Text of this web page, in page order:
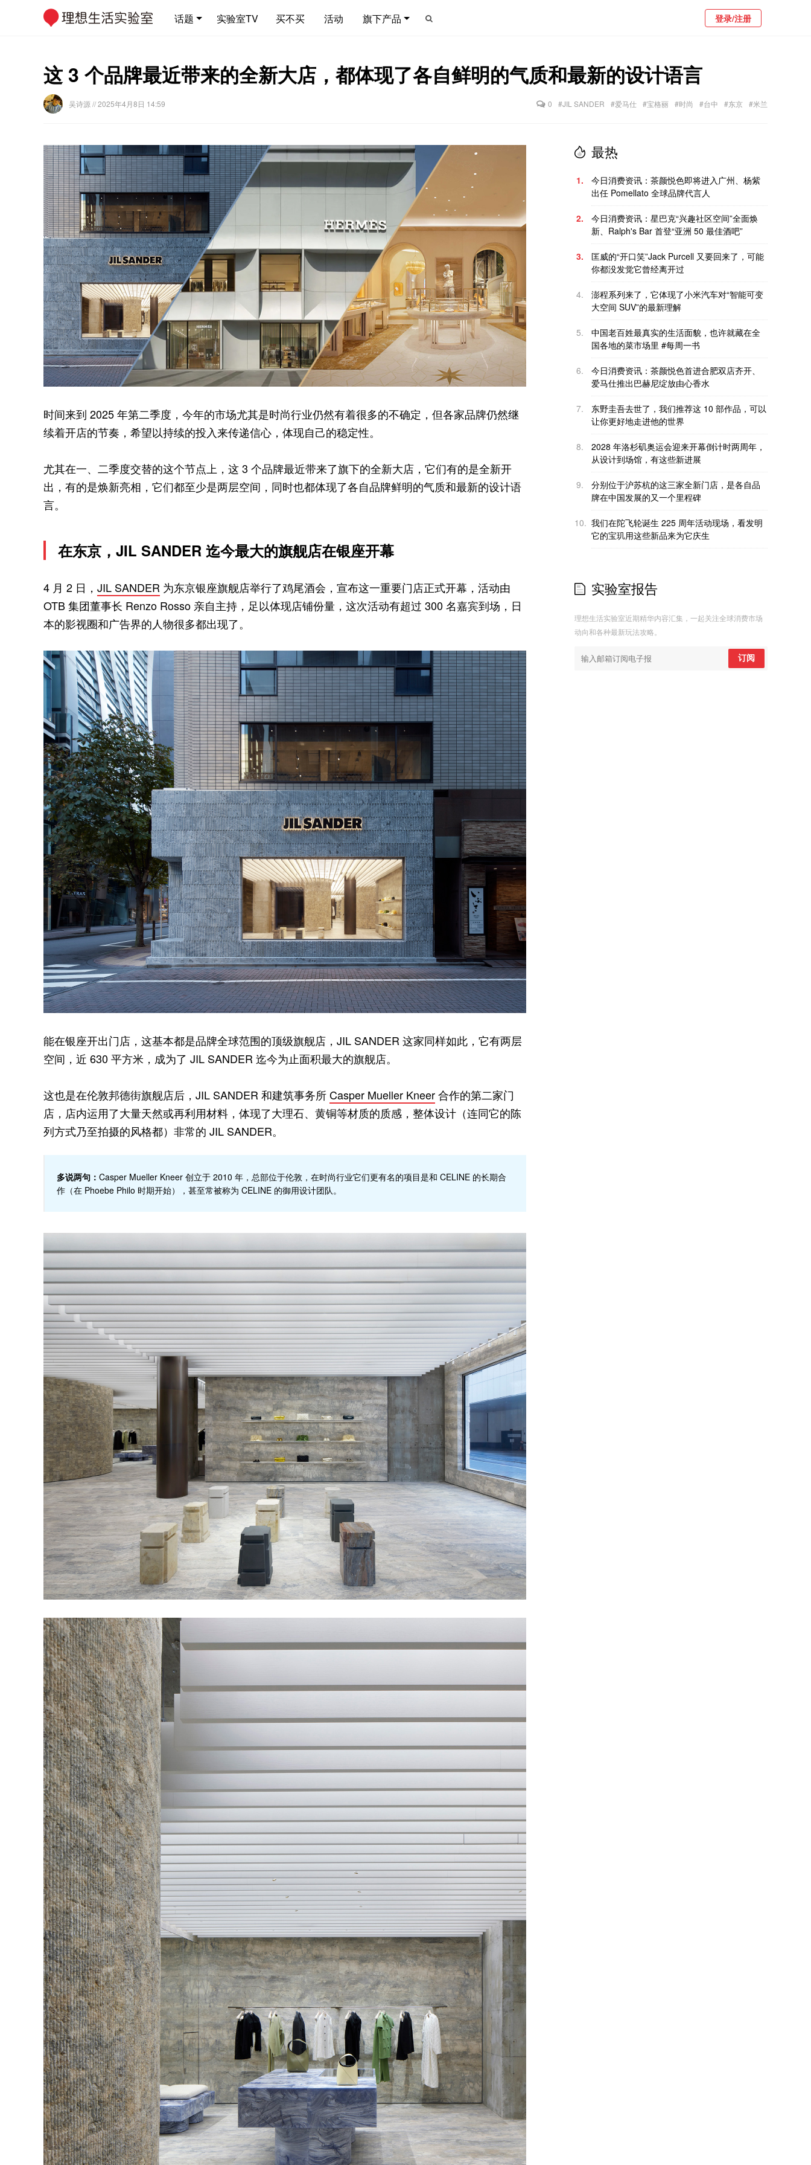
话题 实验室TV 买不买 活动 旗下产品 登录/注册
这 3 个品牌最近带来的全新大店，都体现了各自鲜明的气质和最新的设计语言
吴诗源 // 2025年4月8日 14:59 0 #JIL SANDER #爱马仕 #宝格丽 #时尚 #台中 #东京 #米兰
时间来到 2025 年第二季度，今年的市场尤其是时尚行业仍然有着很多的不确定，但各家品牌仍然继
续着开店的节奏，希望以持续的投入来传递信心，体现自己的稳定性。
尤其在一、二季度交替的这个节点上，这 3 个品牌最近带来了旗下的全新大店，它们有的是全新开
出，有的是焕新亮相，它们都至少是两层空间，同时也都体现了各自品牌鲜明的气质和最新的设计语
言。
在东京，JIL SANDER 迄今最大的旗舰店在银座开幕
4 月 2 日， JIL SANDER 为东京银座旗舰店举行了鸡尾酒会，宣布这一重要门店正式开幕，活动由
OTB 集团董事长 Renzo Rosso 亲自主持，足以体现店铺份量，这次活动有超过 300 名嘉宾到场，日
本的影视圈和广告界的人物很多都出现了。
能在银座开出门店，这基本都是品牌全球范围的顶级旗舰店，JIL SANDER 这家同样如此，它有两层
空间，近 630 平方米，成为了 JIL SANDER 迄今为止面积最大的旗舰店。
这也是在伦敦邦德街旗舰店后，JIL SANDER 和建筑事务所Casper Mueller Kneer合作的第二家门
店，店内运用了大量天然或再利用材料，体现了大理石、黄铜等材质的质感，整体设计（连同它的陈
列方式乃至拍摄的风格都）非常的 JIL SANDER。
多说两句： Casper Mueller Kneer 创立于 2010 年，总部位于伦敦，在时尚行业它们更有名的项目是和 CELINE 的长期合
作（在 Phoebe Philo 时期开始），甚至常被称为 CELINE 的御用设计团队。
最热
1.
今日消费资讯：茶颜悦色即将进入广州、杨紫
出任 Pomellato 全球品牌代言人
2.
今日消费资讯：星巴克“兴趣社区空间”全面焕
新、Ralph's Bar 首登“亚洲 50 最佳酒吧”
3.
匡威的“开口笑”Jack Purcell 又要回来了，可能
你都没发觉它曾经离开过
4.
澎程系列来了，它体现了小米汽车对“智能可变
大空间 SUV”的最新理解
5.
中国老百姓最真实的生活面貌，也许就藏在全
国各地的菜市场里 #每周一书
6.
今日消费资讯：茶颜悦色首进合肥双店齐开、
爱马仕推出巴赫尼绽放由心香水
7.
东野圭吾去世了，我们推荐这 10 部作品，可以
让你更好地走进他的世界
8.
2028 年洛杉矶奥运会迎来开幕倒计时两周年，
从设计到场馆，有这些新进展
9.
分别位于沪苏杭的这三家全新门店，是各自品
牌在中国发展的又一个里程碑
10. 我们在陀飞轮诞生 225 周年活动现场，看发明
它的宝玑用这些新品来为它庆生
实验室报告
理想生活实验室近期精华内容汇集，一起关注全球消费市场
动向和各种最新玩法攻略。